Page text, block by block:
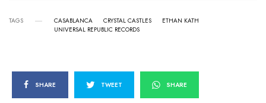
TAGS CASABLANCA CRYSTAL CASTLES
ETHAN KATH
UNIVERSAL REPUBLIC RECORDS
SHARE TWEET SHARE